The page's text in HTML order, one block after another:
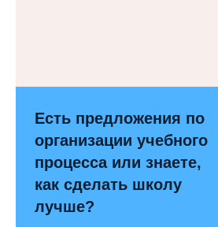
Есть предложения по
организации учебного
процесса или знаете,
как сделать школу
лучше?